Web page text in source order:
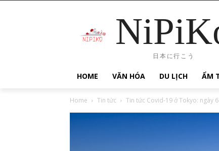
日本に行こう
HOME VĂN HÓA DU LỊCH ẨM
Home Tin tức Tin tức Covid-19 ở Tokyo: ngày